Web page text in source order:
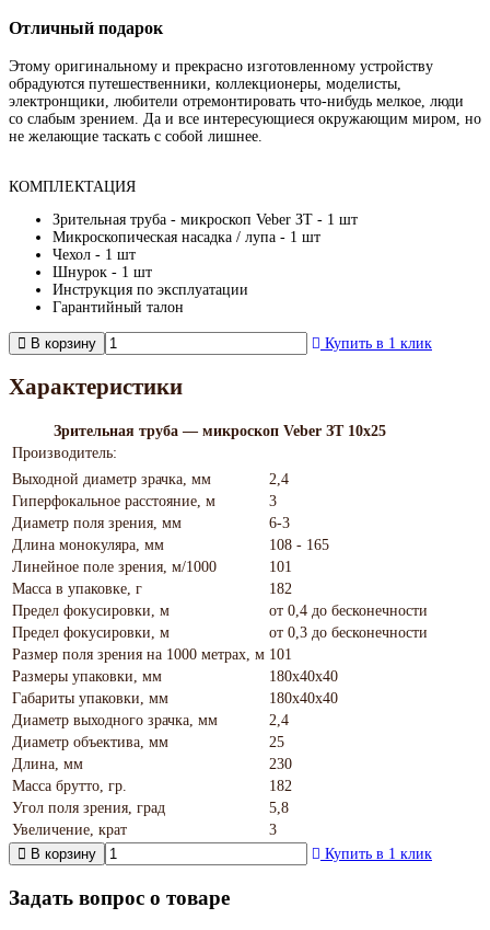
Отличный подарок
Этому оригинальному и прекрасно изготовленному устройству
обрадуются путешественники, коллекционеры, моделисты,
электронщики, любители отремонтировать что-нибудь мелкое, люди
со слабым зрением. Да и все интересующиеся окружающим миром, но
не желающие таскать с собой лишнее.
КОМПЛЕКТАЦИЯ
Зрительная труба - микроскоп Veber ЗТ - 1 шт
Микроскопическая насадка / лупа - 1 шт
Чехол - 1 шт
Шнурок - 1 шт
Инструкция по эксплуатации
Гарантийный талон
В корзину Купить в 1 клик
Характеристики
Зрительная труба — микроскоп Veber ЗТ 10x25
Производитель:
Выходной диаметр зрачка, мм
2,4
Гиперфокальное расстояние, м
3
Диаметр поля зрения, мм
6-3
Длина монокуляра, мм
108 - 165
Линейное поле зрения, м/1000
101
Масса в упаковке, г
182
Предел фокусировки, м
от 0,4 до бесконечности
Предел фокусировки, м
от 0,3 до бесконечности
Размер поля зрения на 1000 метрах, м 101
Размеры упаковки, мм
180х40х40
Габариты упаковки, мм
180х40х40
Диаметр выходного зрачка, мм
2,4
Диаметр объектива, мм
25
Длина, мм
230
Масса брутто, гр.
182
Угол поля зрения, град
5,8
Увеличение, крат
3
В корзину
Купить в 1 клик
Задать вопрос о товаре